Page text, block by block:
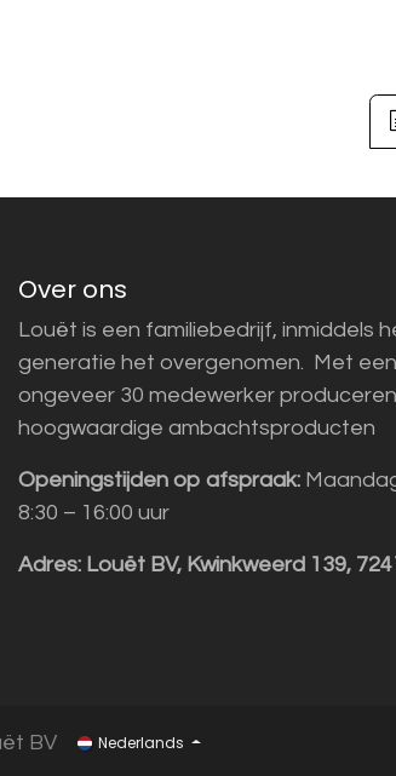
Over ons
Louët is een familiebedrijf, inmiddels
generatie het overgenomen. Met
ongeveer 30 medewerker
hoogwaardige ambachtsproducten
Openingstijden op afspraak:
8:30 – 16:00 uur
Adres: Louët BV, Kwinkweerd 139,
BV Nederlands